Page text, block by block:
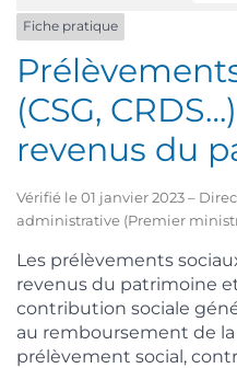
Fiche pratique
(CSG,
revenus du
Vérifié le 01 janvier 2023 –
administrative (Premier
Les prélèvements
revenus du patrimoine
contribution sociale
au remboursement de la
prélèvement social,